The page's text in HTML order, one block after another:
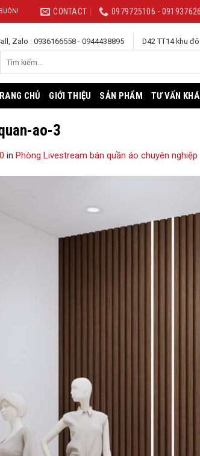
CONTACT 0979725106 -
Zalo : 0936166558 - 0944438895 D42 TT14 khu
CHỦ GIỚI THIỆU SẢN PHẨM TƯ VẤN
ao-3
in Phòng Livestream bán quần áo chuyên nghiệp